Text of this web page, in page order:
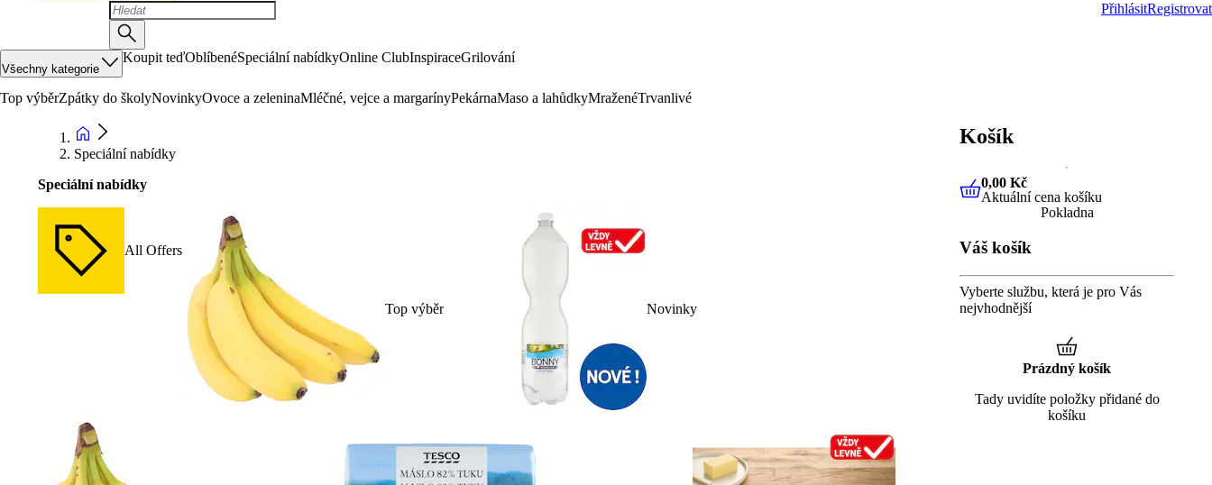
PřihlásitRegistrovat
Všechny kategorie
Koupit teďOblíbenéSpeciální nabídkyOnline ClubInspiraceGrilování
Top výběrZpátky do školyNovinkyOvoce a zeleninaMléčné, vejce a margarínyPekárnaMaso a lahůdkyMraženéTrvanlivé
Speciální nabídky
Speciální nabídky
All Offers
Top výběr Novinky
Košík
0,00 KčAktuální cena košíku
0,00 Kč
Aktuální cena košíku
Pokladna
Váš košík
Vyberte službu, která je pro Vás
nejvhodnější
Prázdný košík
Tady uvidíte položky přidané do
košíku